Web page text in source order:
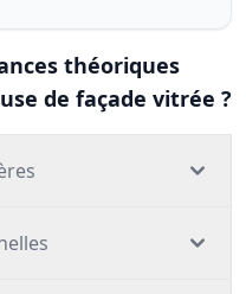
théoriques
de façade vitrée ?